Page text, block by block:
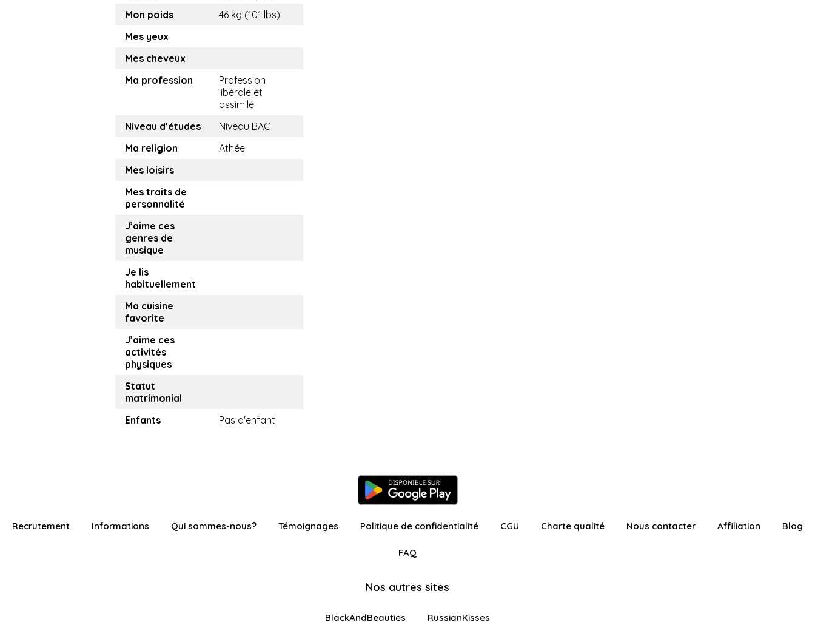
Mon poids
46 kg (101 lbs)
Mes yeux
Mes cheveux
Ma profession
Profession
libérale et
assimilé
Niveau d’études
Niveau BAC
Ma religion
Athée
Mes loisirs
Mes traits de
personnalité
J’aime ces
genres de
musique
Je lis
habituellement
Ma cuisine
favorite
J’aime ces
activités
physiques
Statut
matrimonial
Enfants
Pas d'enfant
Recrutement Informations Qui sommes-nous? Témoignages Politique de confidentialité CGU Charte qualité Nous contacter Affiliation Blog
FAQ
Nos autres sites
BlackAndBeauties RussianKisses